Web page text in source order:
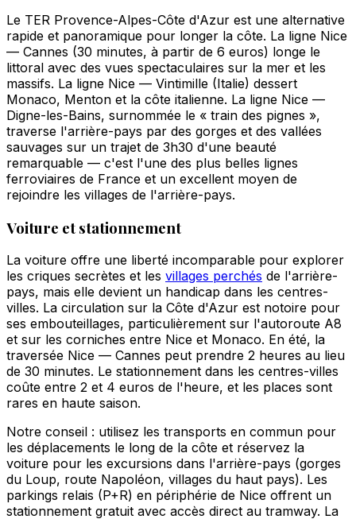
Le TER Provence-Alpes-Côte d'Azur est une alternative
rapide et panoramique pour longer la côte. La ligne Nice
— Cannes (30 minutes, à partir de 6 euros) longe le
littoral avec des vues spectaculaires sur la mer et les
massifs. La ligne Nice — Vintimille (Italie) dessert
Monaco, Menton et la côte italienne. La ligne Nice —
Digne-les-Bains, surnommée le « train des pignes »,
traverse l'arrière-pays par des gorges et des vallées
sauvages sur un trajet de 3h30 d'une beauté
remarquable — c'est l'une des plus belles lignes
ferroviaires de France et un excellent moyen de
rejoindre les villages de l'arrière-pays.
Voiture et stationnement
La voiture offre une liberté incomparable pour explorer
les criques secrètes et les villages perchés de l'arrière-
pays, mais elle devient un handicap dans les centres-
villes. La circulation sur la Côte d'Azur est notoire pour
ses embouteillages, particulièrement sur l'autoroute A8
et sur les corniches entre Nice et Monaco. En été, la
traversée Nice — Cannes peut prendre 2 heures au lieu
de 30 minutes. Le stationnement dans les centres-villes
coûte entre 2 et 4 euros de l'heure, et les places sont
rares en haute saison.
Notre conseil : utilisez les transports en commun pour
les déplacements le long de la côte et réservez la
voiture pour les excursions dans l'arrière-pays (gorges
du Loup, route Napoléon, villages du haut pays). Les
parkings relais (P+R) en périphérie de Nice offrent un
stationnement gratuit avec accès direct au tramway. La